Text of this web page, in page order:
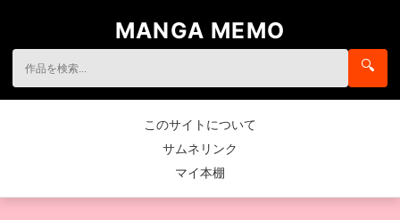
MANGA MEMO
🔍
このサイトについて
サムネリンク
マイ本棚